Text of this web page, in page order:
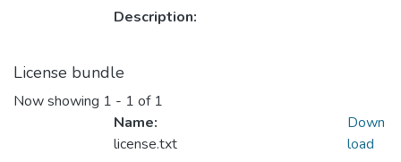
Description:
License bundle
Now showing 1 - 1 of 1
Name:
license.txt
Down
load